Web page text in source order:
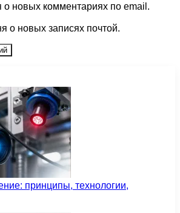
о новых комментариях по email.
о новых записях почтой.
принципы, технологии,